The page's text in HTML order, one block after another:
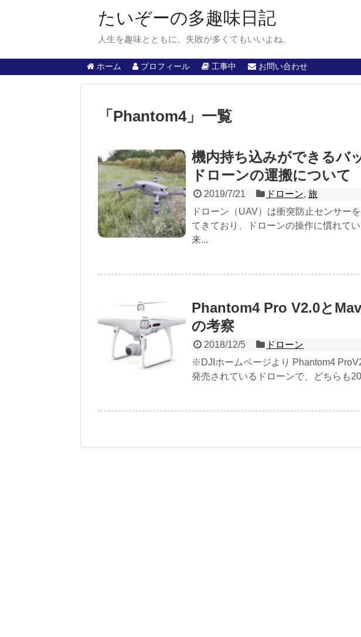
たいぞーの多趣味日記
人生を趣味とともに。失敗が多くてもいいよね。
ホーム プロフィール 工事中 お問い合わせ
「 Phantom4」 一覧
機内持ち込みができるバ
ドローンの運搬について
2019/7/21 ドローン,旅
ドローン（UAV）は衝突防止センサー
てきており、ドローンの操作に慣れて
来...
Phantom4 Pro V2.0と
の考察
2018/12/5
ドローン
※DJIホームページより Phantom4
発売されているドローンで、どちらも